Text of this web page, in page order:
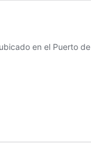
en el Puerto